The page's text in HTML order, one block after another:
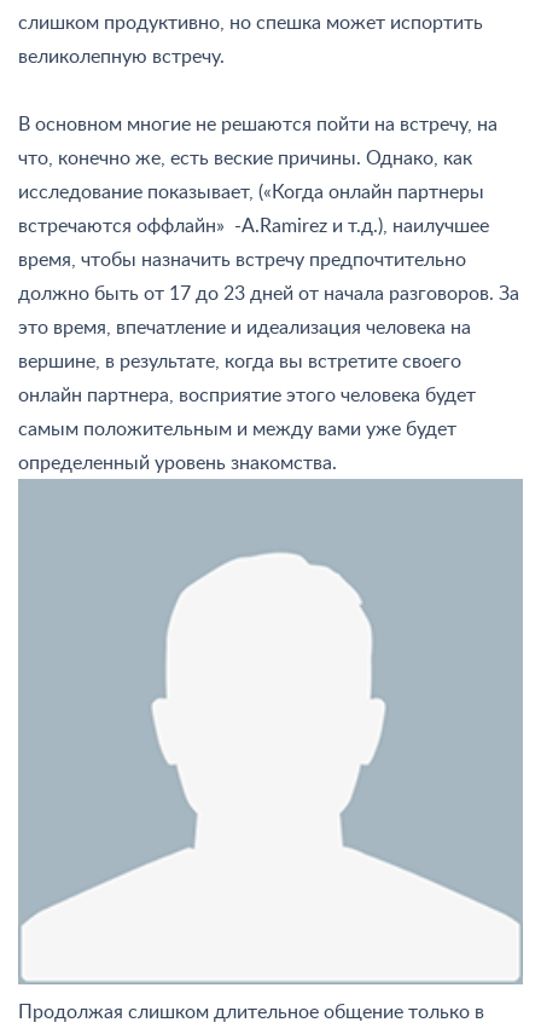
слишком продуктивно, но спешка может испортить
великолепную встречу.
В основном многие не решаются пойти на встречу, на
что, конечно же, есть веские причины. Однако, как
исследование показывает, («Когда онлайн партнеры
встречаются оффлайн» -A.Ramirez и т.д.), наилучшее
время, чтобы назначить встречу предпочтительно
должно быть от 17 до 23 дней от начала разговоров. За
это время, впечатление и идеализация человека на
вершине, в результате, когда вы встретите своего
онлайн партнера, восприятие этого человека будет
самым положительным и между вами уже будет
определенный уровень знакомства.
Продолжая слишком длительное общение только в